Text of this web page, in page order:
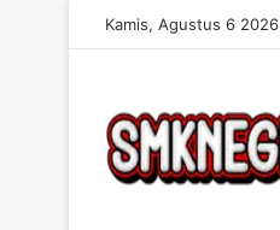
Kamis, Agustus 6 2026